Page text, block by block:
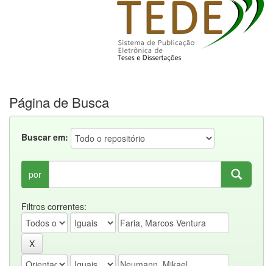
Página de Busca
Buscar em:
por
Filtros correntes: